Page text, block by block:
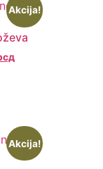
Akcija!
Akcija!